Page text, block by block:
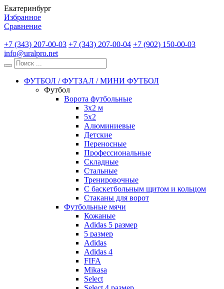
Екатеринбург
Избранное
Сравнение
+7 (343) 207-00-03 +7 (343) 207-00-04 +7 (902) 150-00-03
info@uralpro.net
ФУТБОЛ / ФУТЗАЛ / МИНИ ФУТБОЛ
Футбол
Ворота футбольные
3х2 м
5х2
Алюминиевые
Детские
Переносные
Профессиональные
Складные
Стальные
Тренировочные
С баскетбольным щитом и кольцом
Стаканы для ворот
Футбольные мячи
Кожаные
Adidas 5 размер
5 размер
Adidas
Adidas 4
FIFA
Mikasa
Select